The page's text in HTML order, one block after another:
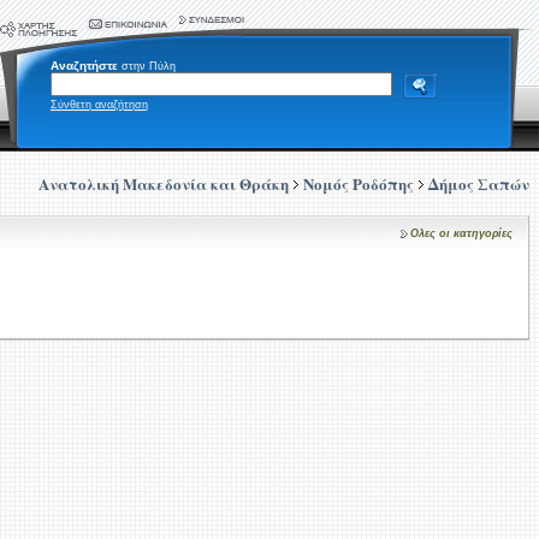
Αναζητήστε στην Πύλη
Σύνθετη αναζήτηση
Ανατολική Μακεδονία και Θράκη Νομός Ροδόπης Δήμος Σαπών
Ολες οι κατηγορίες